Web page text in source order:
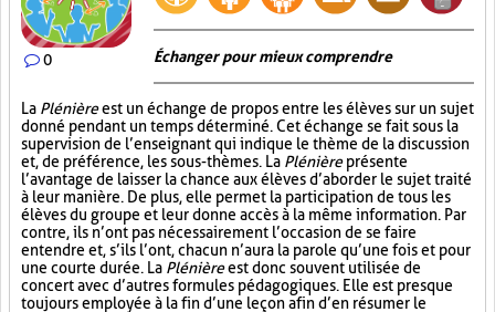
0 Échanger pour mieux comprendre
La Plénièreest un échange de propos entre les élèves sur un sujet
donné pendant un temps déterminé. Cet échange se fait sous la
supervision de l’enseignant qui indique le thème de la discussion
et, de préférence, les sous-thèmes. La Plénièreprésente
l’avantage de laisser la chance aux élèves d’aborder le sujet traité
à leur manière. De plus, elle permet la participation de tous les
élèves du groupe et leur donne accès à la même information. Par
contre, ils n’ont pas nécessairement l’occasion de se faire
entendre et, s’ils l’ont, chacun n’aura la parole qu’une fois et pour
une courte durée. La Plénièreest donc souvent utilisée de
concert avec d’autres formules pédagogiques. Elle est presque
toujours employée à la fin d’une leçon afin d’en résumer le